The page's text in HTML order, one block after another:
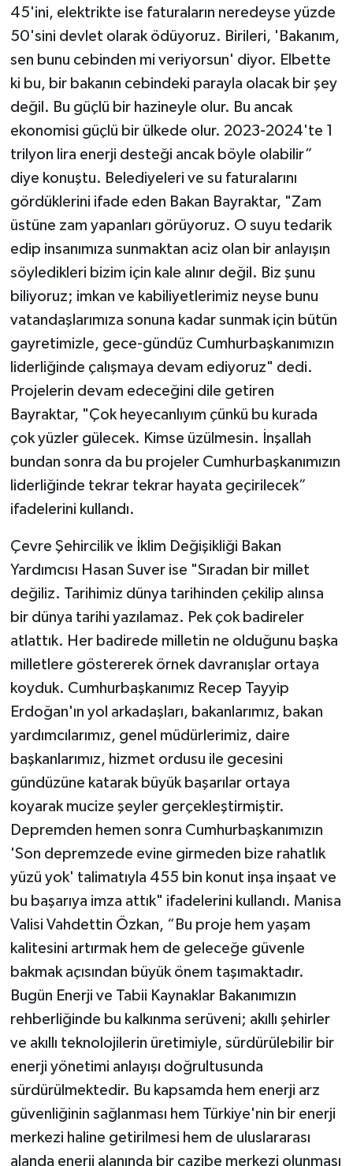
45'ini, elektrikte ise faturaların neredeyse yüzde
50'sini devlet olarak ödüyoruz. Birileri, 'Bakanım,
sen bunu cebinden mi veriyorsun' diyor. Elbette
ki bu, bir bakanın cebindeki parayla olacak bir şey
değil. Bu güçlü bir hazineyle olur. Bu ancak
ekonomisi güçlü bir ülkede olur. 2023-2024'te 1
trilyon lira enerji desteği ancak böyle olabilir”
diye konuştu. Belediyeleri ve su faturalarını
gördüklerini ifade eden Bakan Bayraktar, "Zam
üstüne zam yapanları görüyoruz. O suyu tedarik
edip insanımıza sunmaktan aciz olan bir anlayışın
söyledikleri bizim için kale alınır değil. Biz şunu
biliyoruz; imkan ve kabiliyetlerimiz neyse bunu
vatandaşlarımıza sonuna kadar sunmak için bütün
gayretimizle, gece-gündüz Cumhurbaşkanımızın
liderliğinde çalışmaya devam ediyoruz" dedi.
Projelerin devam edeceğini dile getiren
Bayraktar, "Çok heyecanlıyım çünkü bu kurada
çok yüzler gülecek. Kimse üzülmesin. İnşallah
bundan sonra da bu projeler Cumhurbaşkanımızın
liderliğinde tekrar tekrar hayata geçirilecek”
ifadelerini kullandı.
Çevre Şehircilik ve İklim Değişikliği Bakan
Yardımcısı Hasan Suver ise "Sıradan bir millet
değiliz. Tarihimiz dünya tarihinden çekilip alınsa
bir dünya tarihi yazılamaz. Pek çok badireler
atlattık. Her badirede milletin ne olduğunu başka
milletlere göstererek örnek davranışlar ortaya
koyduk. Cumhurbaşkanımız Recep Tayyip
Erdoğan'ın yol arkadaşları, bakanlarımız, bakan
yardımcılarımız, genel müdürlerimiz, daire
başkanlarımız, hizmet ordusu ile gecesini
gündüzüne katarak büyük başarılar ortaya
koyarak mucize şeyler gerçekleştirmiştir.
Depremden hemen sonra Cumhurbaşkanımızın
'Son depremzede evine girmeden bize rahatlık
yüzü yok' talimatıyla 455 bin konut inşa inşaat ve
bu başarıya imza attık" ifadelerini kullandı. Manisa
Valisi Vahdettin Özkan, “Bu proje hem yaşam
kalitesini artırmak hem de geleceğe güvenle
bakmak açısından büyük önem taşımaktadır.
Bugün Enerji ve Tabii Kaynaklar Bakanımızın
rehberliğinde bu kalkınma serüveni; akıllı şehirler
ve akıllı teknolojilerin üretimiyle, sürdürülebilir bir
enerji yönetimi anlayışı doğrultusunda
sürdürülmektedir. Bu kapsamda hem enerji arz
güvenliğinin sağlanması hem Türkiye'nin bir enerji
merkezi haline getirilmesi hem de uluslararası
alanda enerji alanında bir cazibe merkezi olunması